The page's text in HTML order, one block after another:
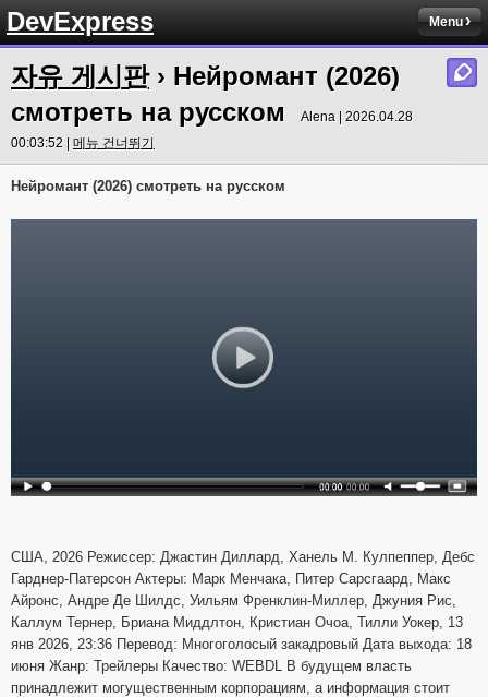
DevExpress Menu
자유 게시판› Нейромант (2026)
смотреть на русском
Alena | 2026.04.28
00:03:52 | 메뉴 건너뛰기
Нейромант (2026) смотреть на русском
США, 2026 Режиссер: Джастин Диллард, Ханель М. Кулпеппер, Дебс
Гарднер-Патерсон Актеры: Марк Менчака, Питер Сарсгаард, Макс
Айронс, Андре Де Шилдс, Уильям Френклин-Миллер, Джуния Рис,
Каллум Тернер, Бриана Миддлтон, Кристиан Очоа, Тилли Уокер, 13
янв 2026, 23:36 Перевод: Многоголосый закадровый Дата выхода: 18
июня Жанр: Трейлеры Качество: WEBDL В будущем власть
принадлежит могущественным корпорациям, а информация стоит